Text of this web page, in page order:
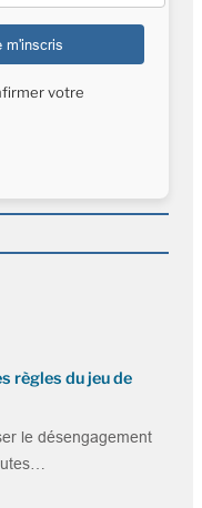
votre
règles du jeu de
le désengagement